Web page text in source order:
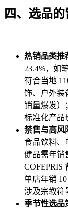
四、选品
热销品类推
23.4%，如
符合当地
饰、户外装
销量爆发）
标准化产品
禁售与高风
食品饮料、
健品需年销
COFEPRIS
单店年销
涉及宗教符
季节性选品